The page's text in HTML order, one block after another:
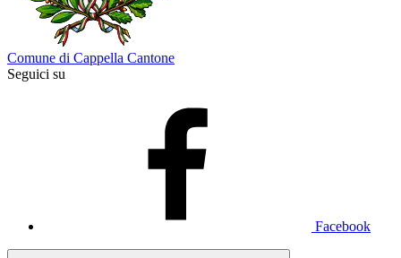
Comune di Cappella Cantone
Seguici su
Facebook